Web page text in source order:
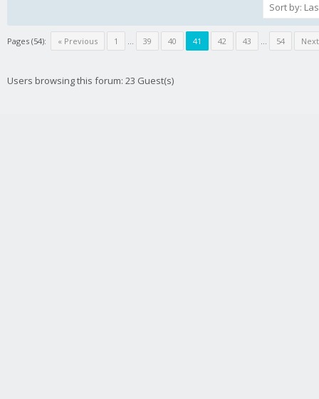
Pages (54): « Previous 1 … 39 40 41 42 43 … 54
Users browsing this forum: 23 Guest(s)